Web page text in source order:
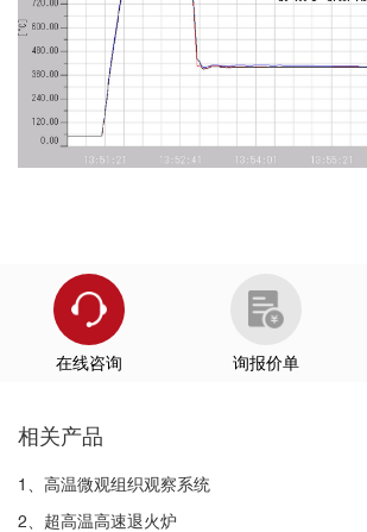
在线咨询 询报价单
相关产品
1、高温微观组织观察系统
2、超高温高速退火炉